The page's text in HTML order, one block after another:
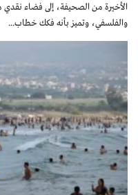
الأخيرة من الصحيفة، إلى فضاء نقدي
والفلسفي، وتميز بأنه فكك خطاب...